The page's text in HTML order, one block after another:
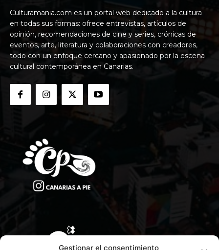
Gestionar el consentimiento
Culturamania.com es un portal web dedicado a la cultura
en todas sus formas: ofrece entrevistas, artículos de
opinión, recomendaciones de cine y series, crónicas de
eventos, arte, literatura y colaboraciones con creadores,
todo con un enfoque cercano y apasionado por la escena
cultural contemporánea en Canarias.